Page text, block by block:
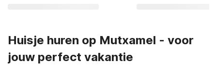
Huisje huren op Mutxamel - voor
jouw perfect vakantie